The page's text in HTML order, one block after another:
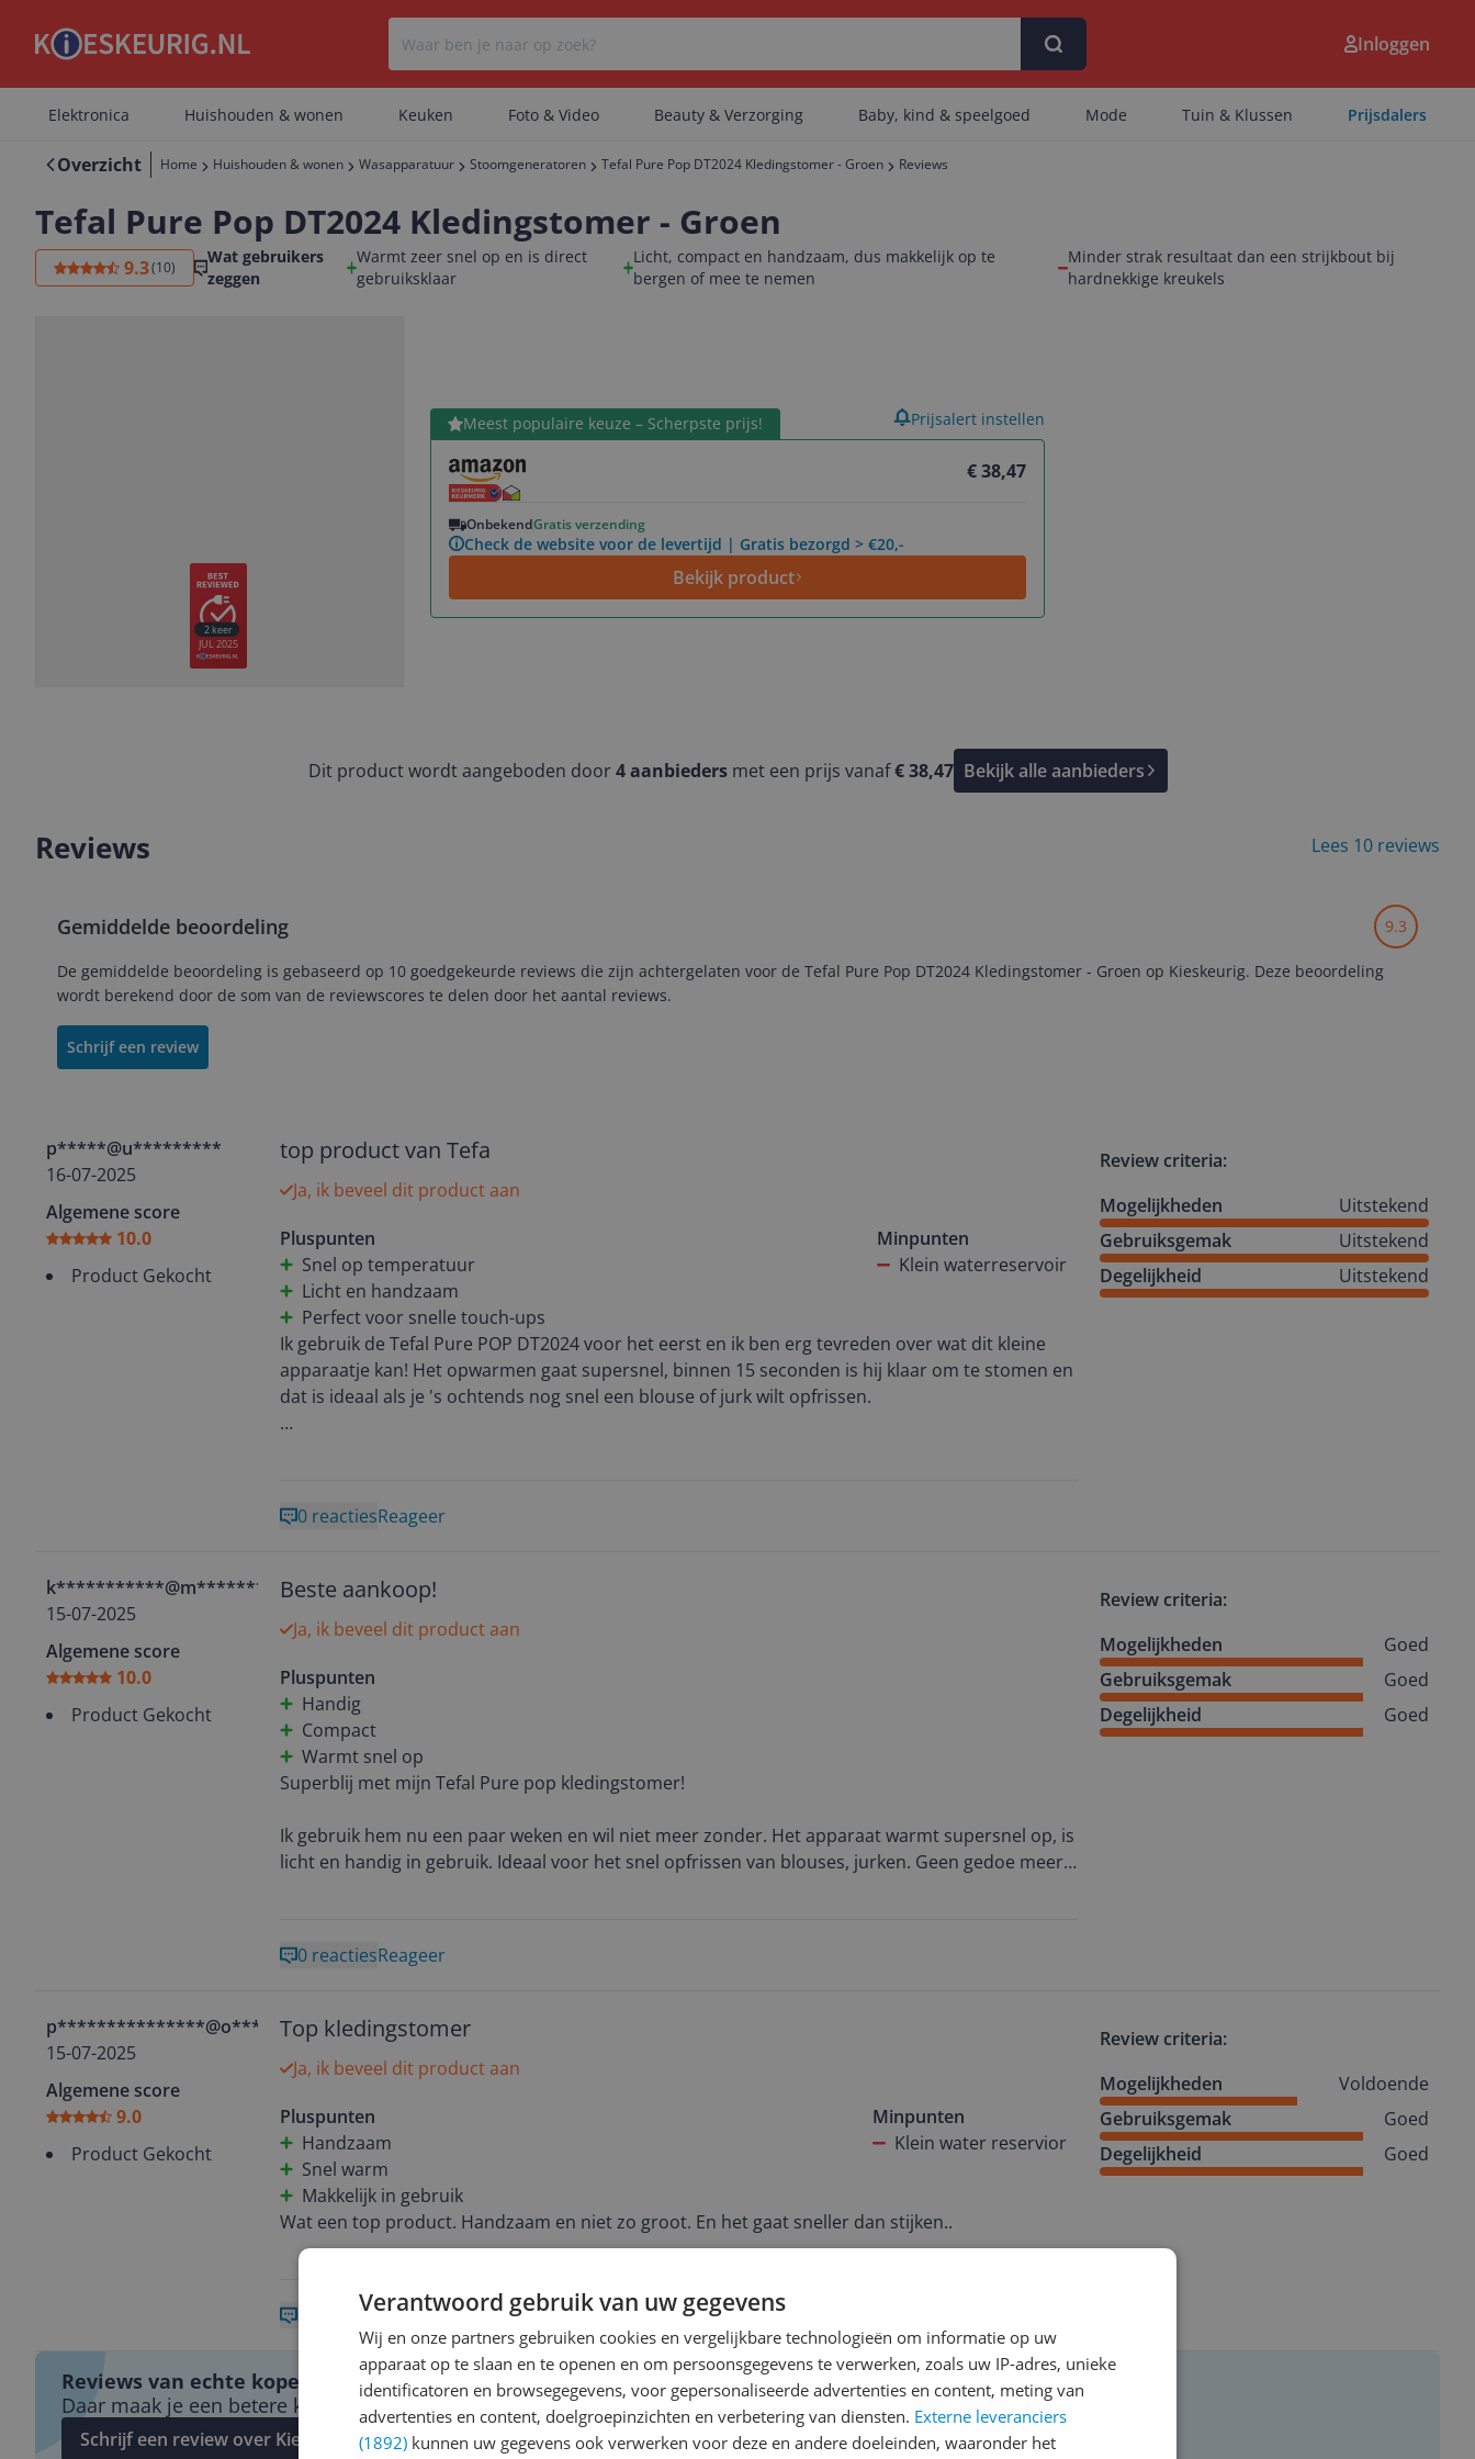
Er zijn geen producten gevonden.
Inloggen
Elektronica Huishouden & wonen Keuken Foto & Video Beauty & Verzorging Baby, kind & speelgoed Mode Tuin & Klussen Prijsdalers
Overzicht Home Huishouden & wonen Wasapparatuur Stoomgeneratoren Tefal Pure Pop DT2024 Kledingstomer - Groen Reviews
Tefal Pure Pop DT2024 Kledingstomer - Groen
9.3(10)
Wat gebruikers
zeggen
Warmt zeer snel op en is direct
gebruiksklaar
Licht, compact en handzaam, dus makkelijk op te
bergen of mee te nemen
Minder strak resultaat dan een strijkbout bij
hardnekkige kreukels
JUL 2025
2keer
Meest populaire keuze – Scherpste prijs!
€ 38,47
OnbekendGratis verzending
Check de website voor de levertijd | Gratis bezorgd > €20,-
Bekijk product
Bekijk product Prijsalert instellen
Dit product wordt aangeboden door 4aanbiedersmet een prijs vanaf € 38,47 Bekijk alle aanbieders
Reviews Lees 10 reviews
Gemiddelde beoordeling 9.3
De gemiddelde beoordeling is gebaseerd op 10 goedgekeurde reviews die zijn achtergelaten voor de Tefal Pure Pop DT2024 Kledingstomer - Groen op Kieskeurig. Deze beoordeling
wordt berekend door de som van de reviewscores te delen door het aantal reviews.
Schrijf een review
p*****@u*********
16-07-2025
Algemene score
10.0
Product Gekocht
top product van Tefa
Ik gebruik de Tefal Pure POP DT2024 voor het eerst en ik ben erg tevreden over wat dit kleine
apparaatje kan! Het opwarmen gaat supersnel, binnen 15 seconden is hij klaar om te stomen en
dat is ideaal als je 's ochtends nog snel een blouse of jurk wilt opfrissen.
is zacht voor gevoelige stoffen. Kreukels verdwijnen verrassend snel bij lichte en medium
stoffen zoals katoen of viscose.
Pluspunten
Snel op temperatuur
Licht en handzaam
Perfect voor snelle touch-ups
Minpunten
Klein waterreservoir
Ja, ik beveel dit product aan
Review criteria:
Mogelijkheden
Uitstekend
Gebruiksgemak
Uitstekend
Degelijkheid
Uitstekend
0 reactiesReageer
k***********@m*******
15-07-2025
Algemene score
10.0
Product Gekocht
Beste aankoop!
Superblij met mijn Tefal Pure pop kledingstomer!
Ik gebruik hem nu een paar weken en wil niet meer zonder. Het apparaat warmt supersnel op, is
licht en handig in gebruik. Ideaal voor het snel opfrissen van blouses, jurken. Geen gedoe meer
Pluspunten
Handig
Compact
Warmt snel op
Ja, ik beveel dit product aan
Review criteria:
Mogelijkheden
Goed
Gebruiksgemak
Goed
Degelijkheid
Goed
0 reactiesReageer
p***************@o**********
15-07-2025
Algemene score
9.0
Product Gekocht
Top kledingstomer
Wat een top product. Handzaam en niet zo groot. En het gaat sneller dan stijken..
Pluspunten
Handzaam
Snel warm
Makkelijk in gebruik
Minpunten
Klein water reservior
Ja, ik beveel dit product aan
Review criteria:
Mogelijkheden
Voldoende
Gebruiksgemak
Goed
Degelijkheid
Goed
0 reactiesReageer
Reviews van echte kopers.
Daar maak je een betere keuze mee!
Schrijf een review over Kieskeurig.nl
Verantwoord gebruik van uw gegevens
Wij en onze partners gebruiken cookies en vergelijkbare technologieën om informatie op uw
apparaat op te slaan en te openen en om persoonsgegevens te verwerken, zoals uw IP-adres, unieke
identificatoren en browsegegevens, voor gepersonaliseerde advertenties en content, meting van
advertenties en content, doelgroepinzichten en verbetering van diensten. Externe leveranciers
(1892) kunnen uw gegevens ook verwerken voor deze en andere doeleinden, waaronder het